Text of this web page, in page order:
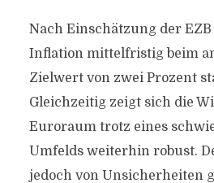
Nach Einschätzung der
Inflation mittelfristig beim
Zielwert von zwei Prozent
Gleichzeitig zeigt sich die
Euroraum trotz eines
Umfelds weiterhin robust.
jedoch von Unsicherheiten